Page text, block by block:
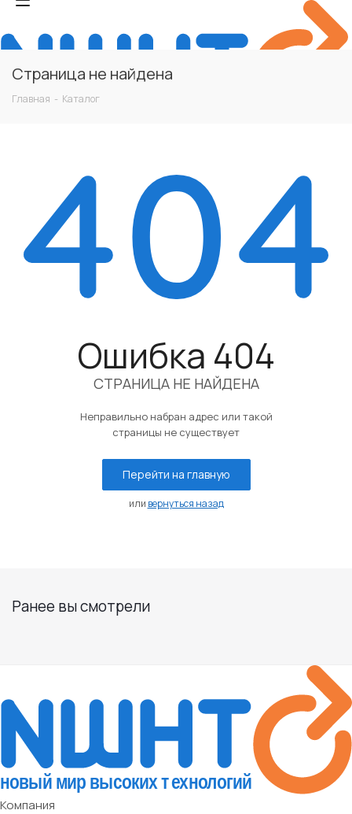
Страница не найдена
Главная - Каталог
Ошибка 404
СТРАНИЦА НЕ НАЙДЕНА
Неправильно набран адрес или такой
страницы не существует
Перейти на главную
или вернуться назад
Ранее вы смотрели
Компания